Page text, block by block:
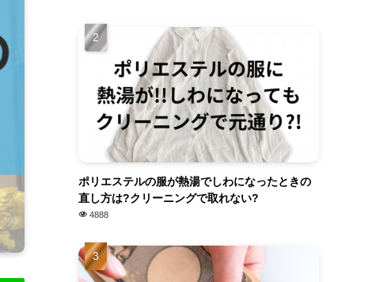
ポリエステルの服が熱湯でしわになったときの
直し方は?クリーニングで取れない?
4888